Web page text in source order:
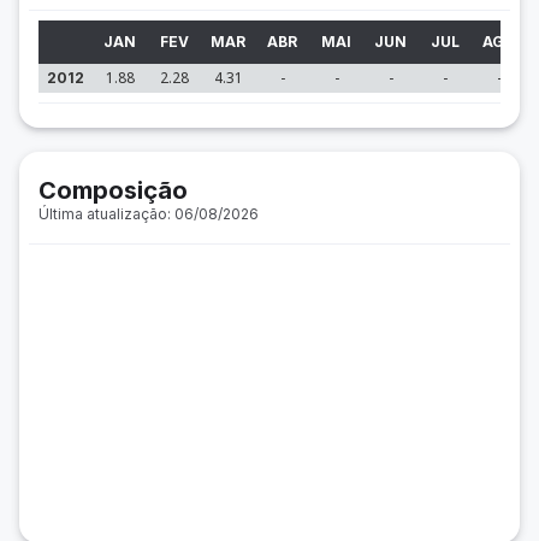
JAN FEV MAR ABR MAI JUN JUL AGO
2012
1.88 2.28 4.31 - - - - -
Composição
Última atualização: 06/08/2026